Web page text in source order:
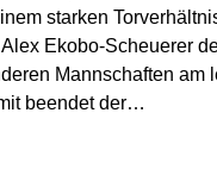
starken
Ekobo-Scheuerer
Mannschaften am
beendet der…